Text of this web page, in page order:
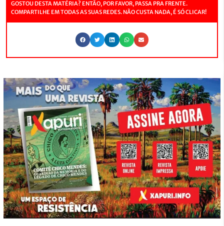
GOSTOU DESTA MATÉRIA? ENTÃO, POR FAVOR, PASSA PRA FRENTE.
COMPARTILHE EM TODAS AS SUAS REDES. NÃO CUSTA NADA, É SÓ CLICAR!